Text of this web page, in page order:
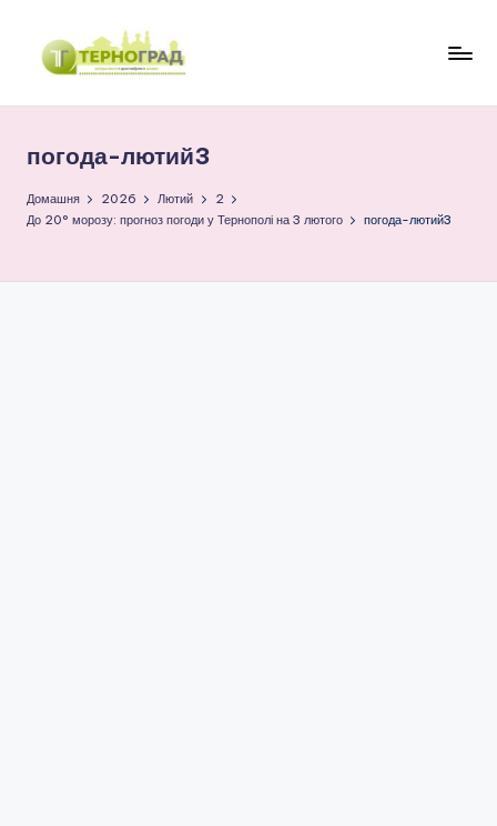
Перейти
р
н
г
погода-лютий3
Домашня 2026 Лютий
2
До 20° морозу: прогноз погоди у Тернополі на 3 лютого
погода-лютий3